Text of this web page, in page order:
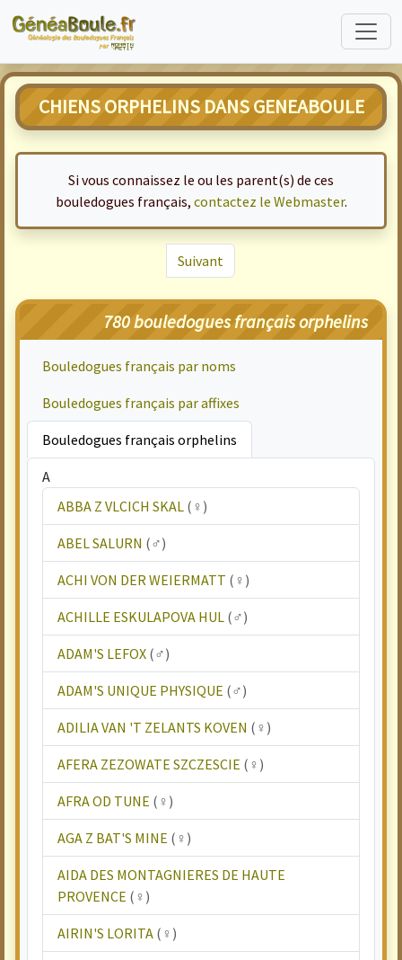
CHIENS ORPHELINS DANS GENEABOULE
Si vous connaissez le ou les parent(s) de ces
bouledogues français, contactez le Webmaster.
Suivant
780 bouledogues français orphelins
Bouledogues français par noms
Bouledogues français par affixes
Bouledogues français orphelins
A
ABBA Z VLCICH SKAL (♀)
ABEL SALURN (♂)
ACHI VON DER WEIERMATT (♀)
ACHILLE ESKULAPOVA HUL (♂)
ADAM'S LEFOX (♂)
ADAM'S UNIQUE PHYSIQUE (♂)
ADILIA VAN 'T ZELANTS KOVEN (♀)
AFERA ZEZOWATE SZCZESCIE (♀)
AFRA OD TUNE (♀)
AGA Z BAT'S MINE (♀)
AIDA DES MONTAGNIERES DE HAUTE
PROVENCE (♀)
AIRIN'S LORITA (♀)